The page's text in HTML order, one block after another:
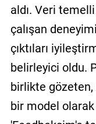
aldı. Veri
çalışan
çıktıları
belirleyici oldu.
birlikte
bir model olarak